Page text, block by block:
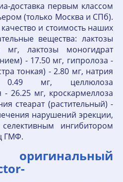
доставка первым классом
(только Москва и СПб).
и стоимость наших
вещества: лактозы
мг, лактозы моногидрат
- 17.50 мг, гипролоза -
тонкая) - 2.80 мг, натрия
0.49 мг, целлюлоза
- 26.25 мг, кроскармеллоза
стеарат (растительный) -
нарушений эрекции,
ингибитором
ГМФ.